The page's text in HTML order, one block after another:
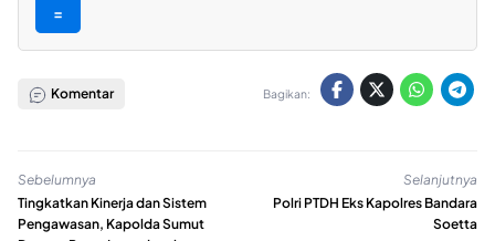
=
Komentar Bagikan:
Sebelumnya
Tingkatkan Kinerja dan Sistem
Pengawasan, Kapolda Sumut
Selanjutnya
Polri PTDH Eks Kapolres Bandara
Soetta